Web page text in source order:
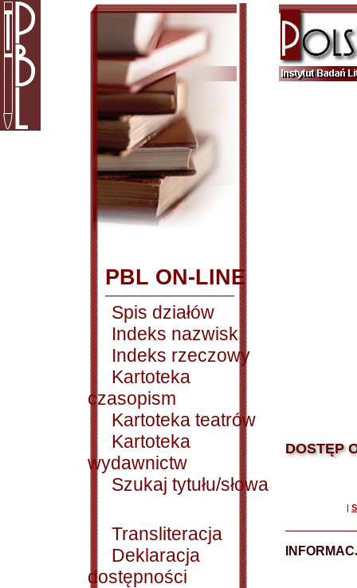
PBL ON-LINE
Spis działów
Indeks nazwisk
Indeks rzeczowy
Kartoteka
czasopism
Kartoteka teatrów
Kartoteka
wydawnictw
Szukaj tytułu/słowa
Transliteracja
Deklaracja
dostępności
DOSTĘP
|